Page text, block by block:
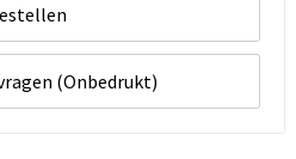
(Onbedrukt)